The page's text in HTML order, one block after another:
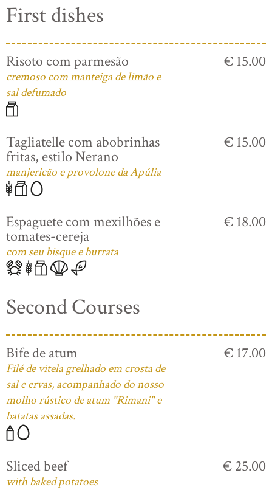
First dishes
Risoto com parmesão
cremoso com manteiga de limão e
sal defumado
€ 15.00
Tagliatelle com abobrinhas
fritas, estilo Nerano
manjericão e provolone da Apúlia
€ 15.00
Espaguete com mexilhões e
tomates-cereja
com seu bisque e burrata
€ 18.00
Second Courses
Bife de atum
Filé de vitela grelhado em crosta de
sal e ervas, acompanhado do nosso
molho rústico de atum "Rimani" e
batatas assadas.
€ 17.00
Sliced beef
with baked potatoes
€ 25.00